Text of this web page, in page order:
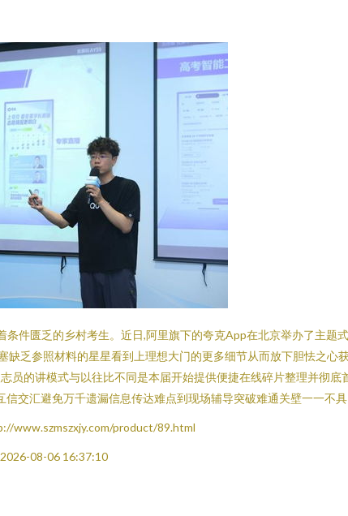
件匮乏的乡村考生。近日,阿里旗下的夸克App在北京举办了主题
乏参照材料的星星看到上理想大门的更多细节从而放下胆怯之心
的讲模式与以往比不同是本届开始提供便捷在线碎片整理并彻底
交汇避免万千遗漏信息传达难点到现场辅导突破难通关壁一一不具
www.szmszxjy.com/product/89.html
08-06 16:37:10